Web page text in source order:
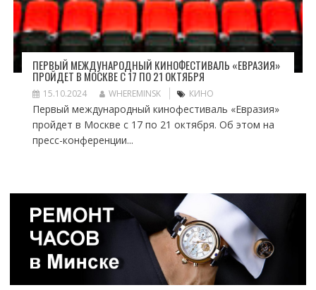
ПЕРВЫЙ МЕЖДУНАРОДНЫЙ КИНОФЕСТИВАЛЬ «ЕВРАЗИЯ»
ПРОЙДЕТ В МОСКВЕ С 17 ПО 21 ОКТЯБРЯ
15.10.2024 WHEREMINSK КИНО
Первый международный кинофестиваль «Евразия»
пройдет в Москве с 17 по 21 октября. Об этом на
пресс-конференции...